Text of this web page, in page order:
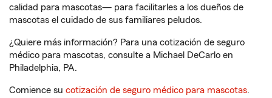
calidad para mascotas— para facilitarles a los dueños de
mascotas el cuidado de sus familiares peludos.
¿Quiere más información? Para una cotización de seguro
médico para mascotas, consulte a Michael DeCarlo en
Philadelphia, PA.
Comience su cotización de seguro médico para mascotas.